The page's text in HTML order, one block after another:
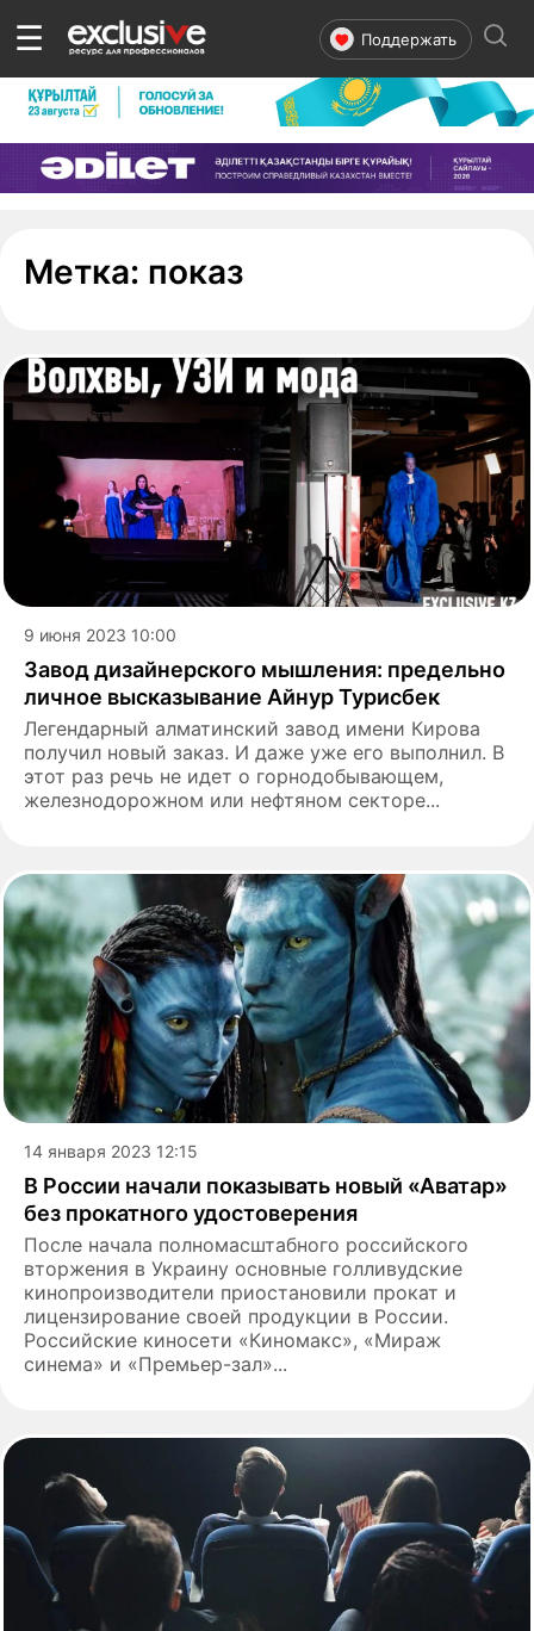
☰ Поддержать
Метка: показ- страница 1
9 июня 2023 10:00
Завод дизайнерского мышления: предельно
личное высказывание Айнур Турисбек
Легендарный алматинский завод имени Кирова
получил новый заказ. И даже уже его выполнил. В
этот раз речь не идет о горнодобывающем,
железнодорожном или нефтяном секторе...
14 января 2023 12:15
В России начали показывать новый «Аватар»
без прокатного удостоверения
После начала полномасштабного российского
вторжения в Украину основные голливудские
кинопроизводители приостановили прокат и
лицензирование своей продукции в России.
Российские киносети «Киномакс», «Мираж
синема» и «Премьер-зал»...